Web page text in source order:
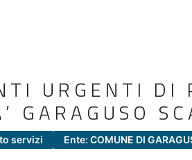
URGENTI DI
GARAGUSO
servizi Ente: COMUNE DI